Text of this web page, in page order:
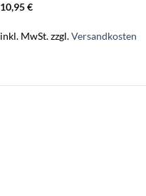
10,95€
inkl. MwSt.zzgl.Versandkosten